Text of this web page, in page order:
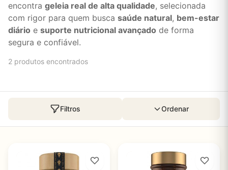
encontra geleia real de alta qualidade, selecionada
com rigor para quem busca saúde natural, bem-estar
diário e suporte nutricional avançado de forma
segura e confiável.
2 produtos encontrados
Filtros Ordenar